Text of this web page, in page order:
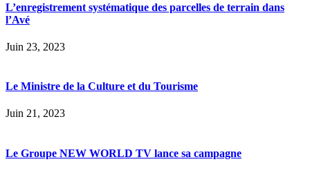
L’enregistrement systématique des parcelles de terrain dans
l’Avé
Juin 23, 2023
Le Ministre de la Culture et du Tourisme
Juin 21, 2023
Le Groupe NEW WORLD TV lance sa campagne